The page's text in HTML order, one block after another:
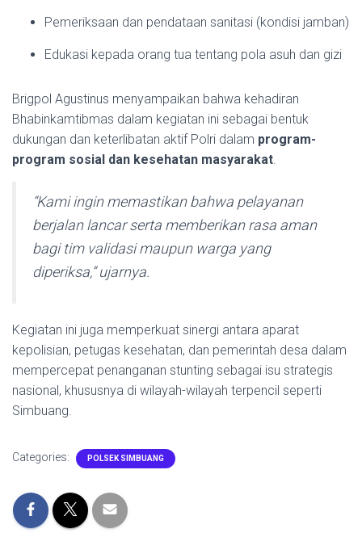
Pemeriksaan dan pendataan sanitasi (kondisi jamban)
Edukasi kepada orang tua tentang pola asuh dan gizi
Brigpol Agustinus menyampaikan bahwa kehadiran
Bhabinkamtibmas dalam kegiatan ini sebagai bentuk
dukungan dan keterlibatan aktif Polri dalam program-
program sosial dan kesehatan masyarakat
“Kami ingin memastikan bahwa pelayanan
berjalan lancar serta memberikan rasa aman
bagi tim validasi maupun warga yang
diperiksa,”ujarnya.
Kegiatan ini juga memperkuat sinergi antara aparat
kepolisian, petugas kesehatan, dan pemerintah desa dalam
mempercepat penanganan stunting sebagai isu strategis
nasional, khususnya di wilayah-wilayah terpencil seperti
Simbuang.
Categories: POLSEK SIMBUANG